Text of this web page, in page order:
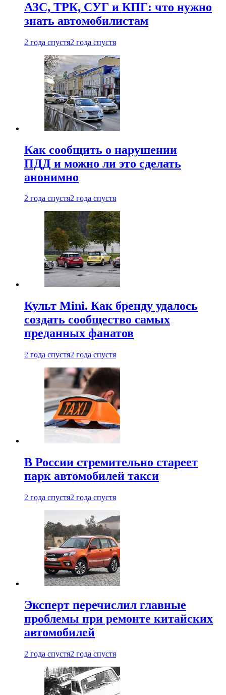
АЗС, ТРК, СУГ и КПГ: что нужно
знать автомобилистам
2 года спустя2 года спустя
Как сообщить о нарушении
ПДД и можно ли это сделать
анонимно
2 года спустя2 года спустя
Культ Mini. Как бренду удалось
создать сообщество самых
преданных фанатов
2 года спустя2 года спустя
В России стремительно стареет
парк автомобилей такси
2 года спустя2 года спустя
Эксперт перечислил главные
проблемы при ремонте китайских
автомобилей
2 года спустя2 года спустя